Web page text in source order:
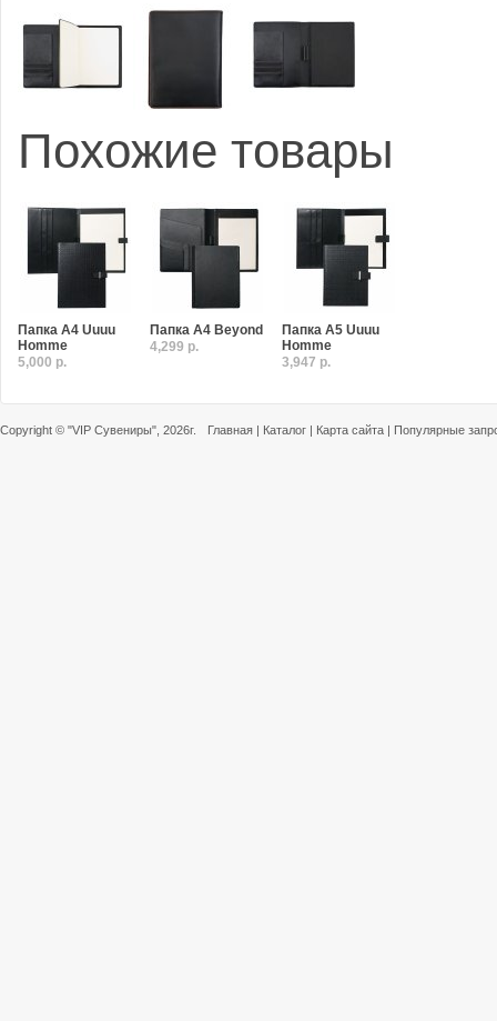
Похожие товары
Папка A4 Uuuu
Homme
5,000 р.
Папка A4 Beyond
4,299 р.
Папка A5 Uuuu
Homme
3,947 р.
Copyright © "VIP Сувениры" , 2026г. Главная | Каталог | Карта сайта | Популярные